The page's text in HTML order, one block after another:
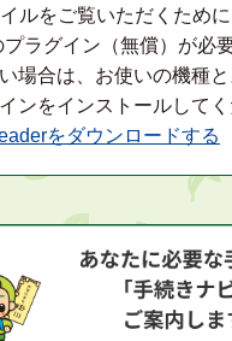
ルをご覧いただくため
プラグイン（無償）が必
場合は、お使いの機種
ンをインストールしてく
をダウンロードする